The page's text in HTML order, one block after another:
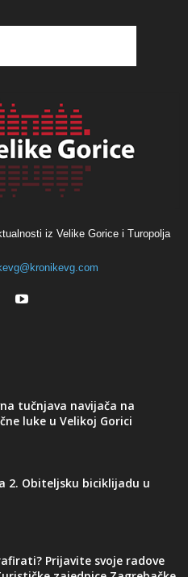
iz Velike Gorice i Turopolja
tučnjava navijača na
luke u Velikoj Gorici
2. Obiteljsku biciklijadu u
Prijavite svoje radove